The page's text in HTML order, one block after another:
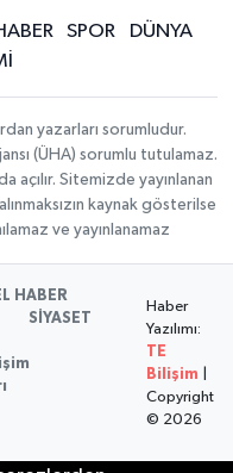
SPOR
DÜNYA
yazarları sorumludur.
(ÜHA) sorumlu tutulamaz.
açılır. Sitemizde yayınlanan
kaynak gösterilse
ve yayınlanamaz
HABER
SİYASET
Haber
Yazılımı:
TE
Bilişim
Copyright
© 2026